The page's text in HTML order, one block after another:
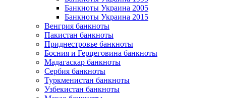
Банкноты Украина 2005
Банкноты Украина 2015
Венгрия банкноты
Пакистан банкноты
Приднестровье банкноты
Босния и Герцеговина банкноты
Мадагаскар банкноты
Сербия банкноты
Туркменистан банкноты
Узбекистан банкноты